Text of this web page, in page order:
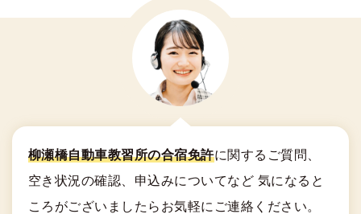
柳瀬橋自動車教習所の合宿免許に関する ご質問、
空き状況の確認、申込みについてなど 気になると
ころがございましたらお気軽にご連絡ください。